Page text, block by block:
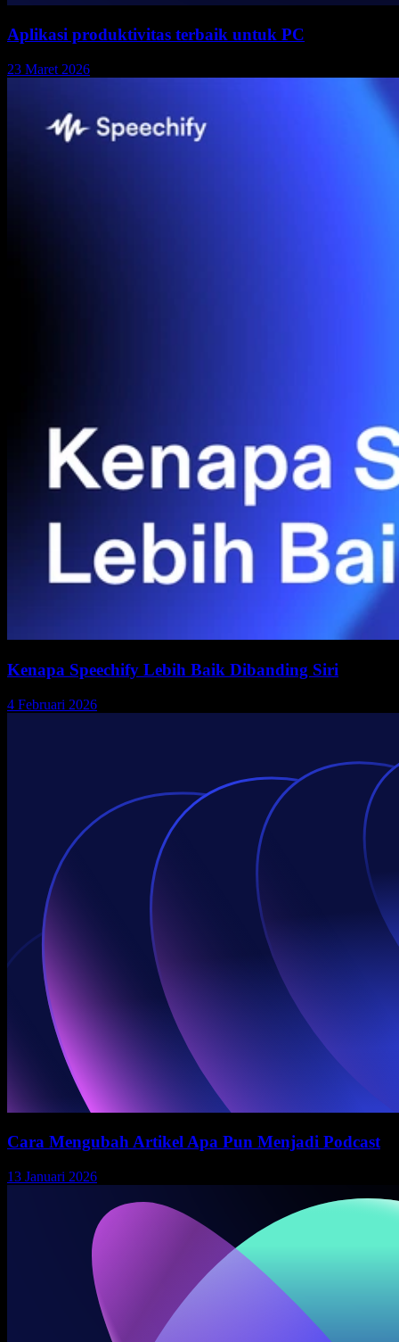
Aplikasi produktivitas terbaik untuk PC
23 Maret 2026
Kenapa Speechify Lebih Baik Dibanding Siri
4 Februari 2026
Cara Mengubah Artikel Apa Pun Menjadi Podcast
13 Januari 2026